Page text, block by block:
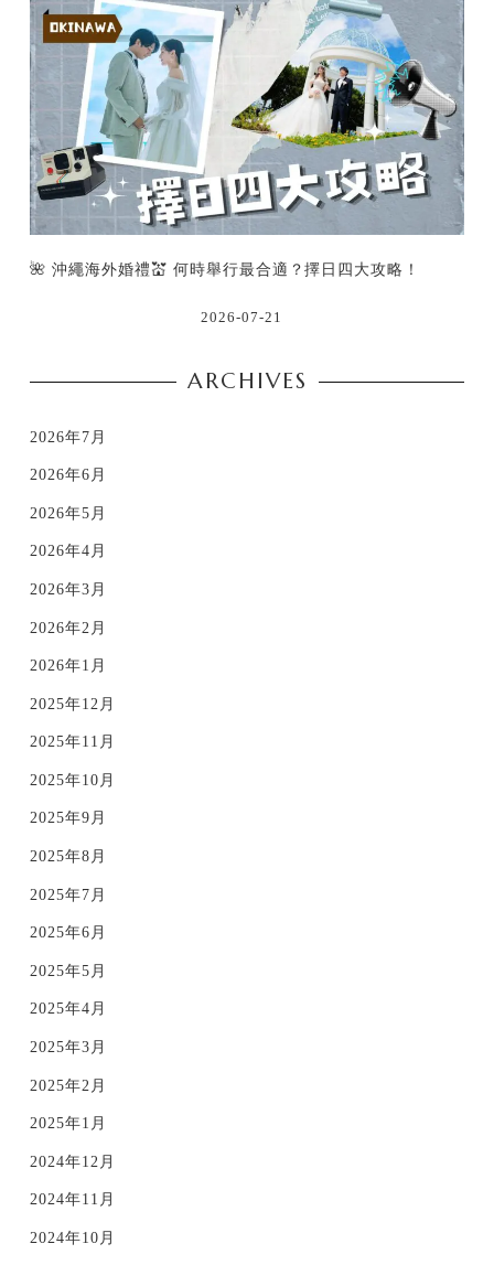
🌺 沖繩海外婚禮💒 何時舉行最合適？擇日四大攻略！
2026-07-21
ARCHIVES
2026年7月
2026年6月
2026年5月
2026年4月
2026年3月
2026年2月
2026年1月
2025年12月
2025年11月
2025年10月
2025年9月
2025年8月
2025年7月
2025年6月
2025年5月
2025年4月
2025年3月
2025年2月
2025年1月
2024年12月
2024年11月
2024年10月